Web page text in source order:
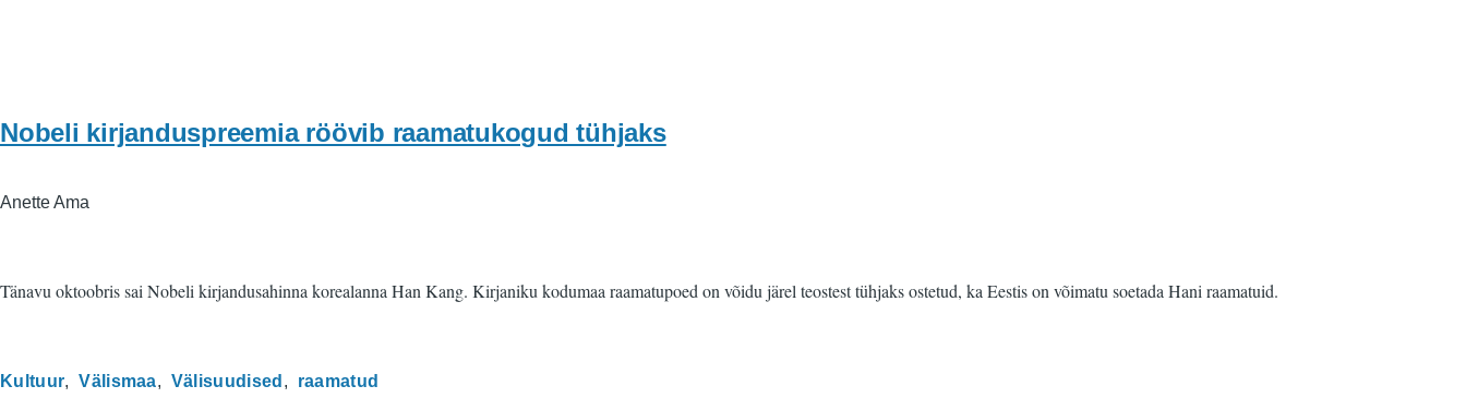
Nobeli kirjanduspreemia röövib raamatukogud tühjaks
Anette Ama
Tänavu oktoobris sai Nobeli kirjandusahinna korealanna Han Kang. Kirjaniku kodumaa raamatupoed on võidu järel teostest tühjaks ostetud, ka Eestis on võimatu soetada Hani raamatuid.
Kultuur Välismaa Välisuudised raamatud